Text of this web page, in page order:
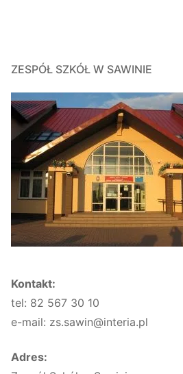
ZESPÓŁ SZKÓŁ W SAWINIE
Kontakt:
tel: 82 567 30 10
e-mail: zs.sawin@interia.pl
Adres: